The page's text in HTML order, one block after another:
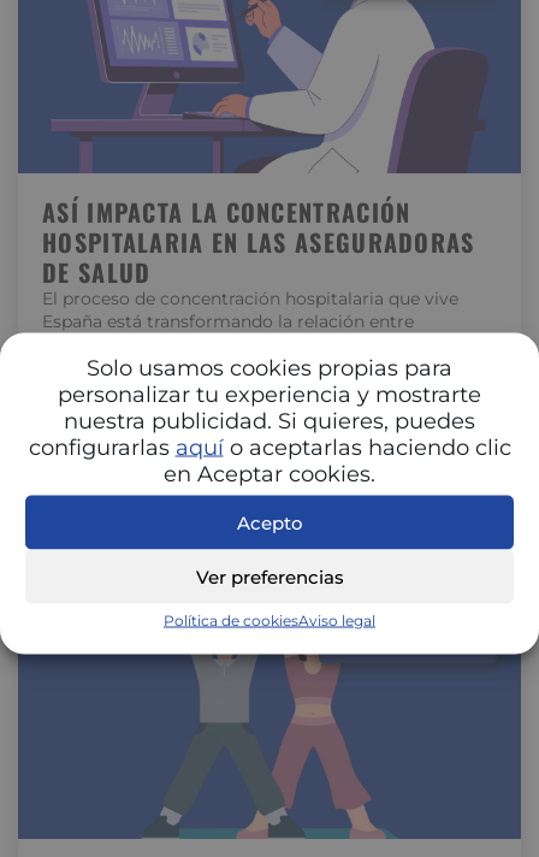
Solo usamos cookies propias para
personalizar tu experiencia y mostrarte
nuestra publicidad. Si quieres, puedes
configurarlas aquío aceptarlas haciendo clic
en Aceptar cookies.
Acepto
Ver preferencias
Política de cookiesAviso legal
ASÍ IMPACTA LA CONCENTRACIÓN
HOSPITALARIA EN LAS ASEGURADORAS
DE SALUD
El proceso de concentración hospitalaria que vive
España está transformando la relación entre